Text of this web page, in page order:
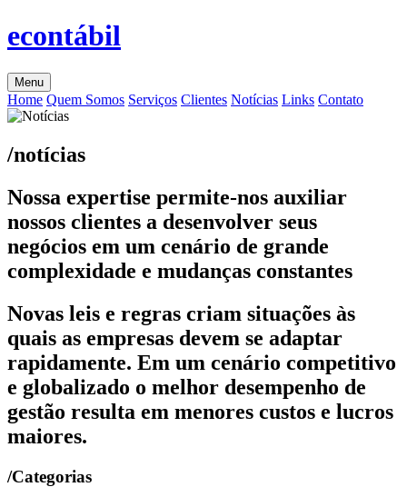
econtábil
Menu
Home Quem Somos Serviços Clientes Notícias Links Contato
/notícias
Nossa expertise permite-nos auxiliar
nossos clientes a desenvolver seus
negócios em um cenário de grande
complexidade e mudanças constantes
Novas leis e regras criam situações às
quais as empresas devem se adaptar
rapidamente. Em um cenário competitivo
e globalizado o melhor desempenho de
gestão resulta em menores custos e lucros
maiores.
/Categorias